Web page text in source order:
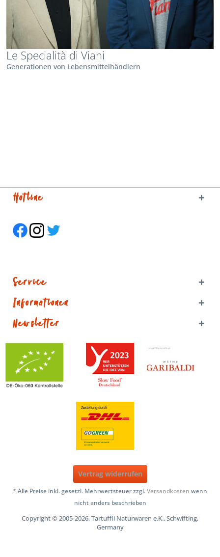
Le Specialità di Viani
Generationen von Lebensmittelhändlern
Hotline
Service
Informationen
Newsletter
Vertrag widerrufen
* Alle Preise inkl. gesetzl. Mehrwertsteuer zzgl.Versandkosten wenn
nicht anders beschrieben
Copyright © 2005-2026, Tartuffli Naturwaren e.K., Schwifting,
Germany